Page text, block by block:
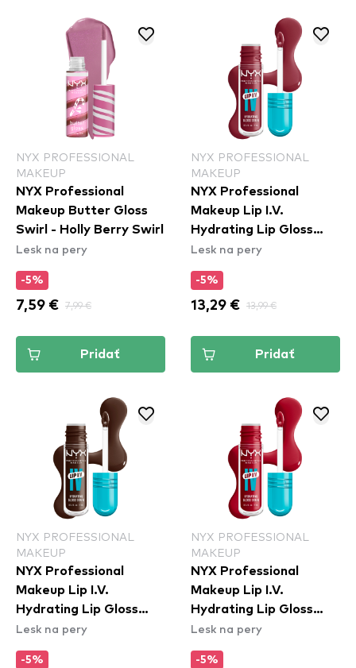
NYX PROFESSIONAL
MAKEUP
NYX Professional
Makeup Butter Gloss
Swirl - Holly Berry Swirl
Lesk na pery
-5%
7,59 € 7,99 €
Pridať
NYX PROFESSIONAL
MAKEUP
NYX Professional
Makeup Lip I.V.
Hydrating Lip Gloss
Stain - 07 Bubblegum
Lesk na pery
-5%
13,29 € 13,99 €
Pridať
NYX PROFESSIONAL
MAKEUP
NYX Professional
Makeup Lip I.V.
Hydrating Lip Gloss
Stain - 06 Espresso
Lesk na pery
-5%
NYX PROFESSIONAL
MAKEUP
NYX Professional
Makeup Lip I.V.
Hydrating Lip Gloss
Stain - 11 Red-y Set
Lesk na pery
-5%